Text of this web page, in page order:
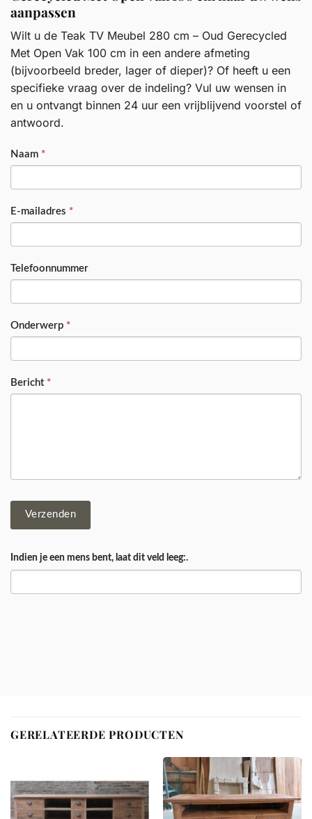
aanpassen
Wilt u de Teak TV Meubel 280 cm – Oud Gerecycled
Met Open Vak 100 cm in een andere afmeting
(bijvoorbeeld breder, lager of dieper)? Of heeft u een
specifieke vraag over de indeling? Vul uw wensen in
en u ontvangt binnen 24 uur een vrijblijvend voorstel of
antwoord.
PRODUCT
Naam *
E-mailadres *
Telefoonnummer
Onderwerp *
Bericht *
Verzenden
Indien je een mens bent, laat dit veld leeg:.
GERELATEERDE PRODUCTEN